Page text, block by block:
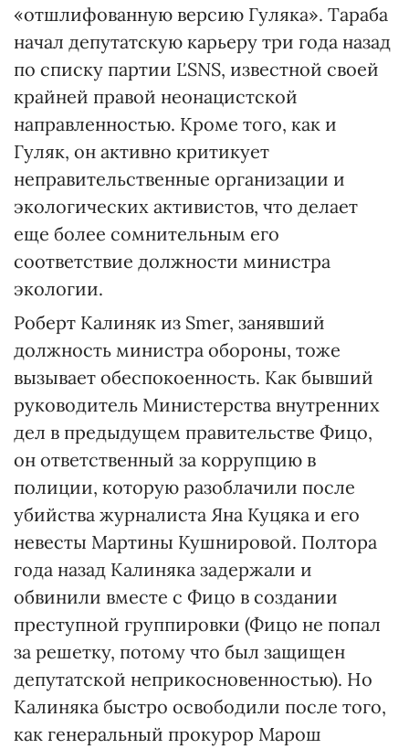
«отшлифованную версию Гуляка». Тараба
начал депутатскую карьеру три года назад
по списку партии ĽSNS, известной своей
крайней правой неонацистской
направленностью. Кроме того, как и
Гуляк, он активно критикует
неправительственные организации и
экологических активистов, что делает
еще более сомнительным его
соответствие должности министра
экологии.
Роберт Калиняк из Smer, занявший
должность министра обороны, тоже
вызывает обеспокоенность. Как бывший
руководитель Министерства внутренних
дел в предыдущем правительстве Фицо,
он ответственный за коррупцию в
полиции, которую разоблачили после
убийства журналиста Яна Куцяка и его
невесты Мартины Кушнировой. Полтора
года назад Калиняка задержали и
обвинили вместе с Фицо в создании
преступной группировки (Фицо не попал
за решетку, потому что был защищен
депутатской неприкосновенностью). Но
Калиняка быстро освободили после того,
как генеральный прокурор Марош